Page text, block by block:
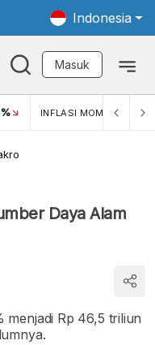
Indonesia
Masuk
INFLASI MOM (APR)
Daya Alam
menjadi Rp 46,5 triliun